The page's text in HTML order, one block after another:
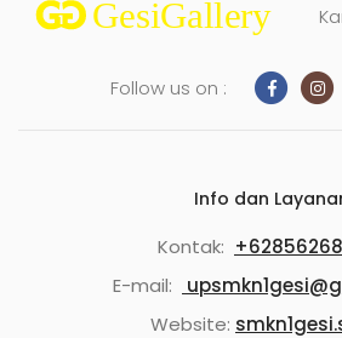
Follow us on :
Info dan
Kontak:
E-mail:
Website: